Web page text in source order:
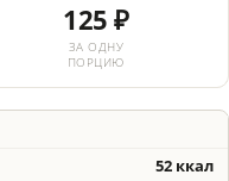
125 ₽
ЗА ОДНУ
ПОРЦИЮ
52 ккал